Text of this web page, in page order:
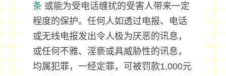
条或能为受电话缠扰的受害人带来一定
程度的保护。任何人如透过电报、电话
或无线电报发出令人极为厌恶的讯息，
或任何不雅、淫亵或具威胁性的讯息，
均属犯罪，一经定罪，可被罚款1,000元